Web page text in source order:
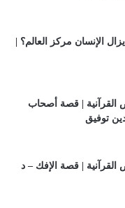
الإنسان مركز العالم؟ |
القرآنية | قصة أصحاب
توفيق
| قصة الإفك – د